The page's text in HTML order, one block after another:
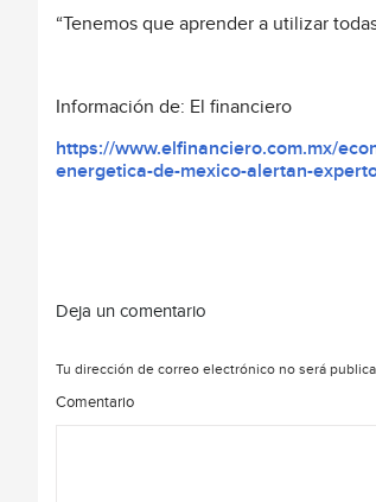
“Tenemos que aprender a utilizar
Información de: El financiero
https://www.elfinanciero.com.mx/
energetica-de-mexico-alertan-
Deja un comentario
Tu dirección de correo electrónico no será
Comentario